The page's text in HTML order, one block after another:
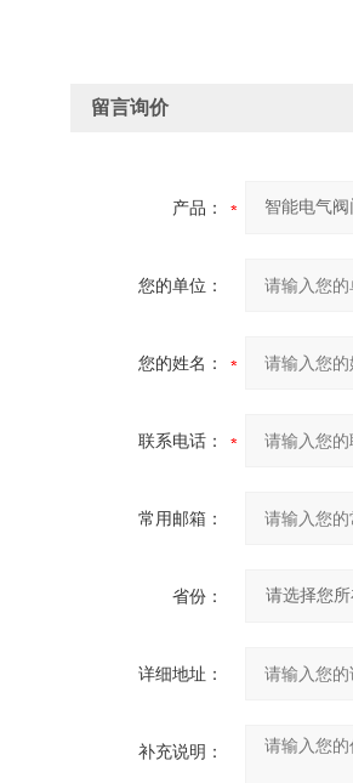
留言询价
产品：
您的单位：
您的姓名：
联系电话：
常用邮箱：
省份：
详细地址：
补充说明：